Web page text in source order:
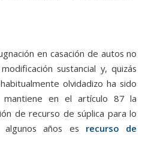
en casación de autos no
sustancial y, quizás
olvidadizo ha sido
en el artículo 87 la
de recurso de súplica para lo
años es recurso de